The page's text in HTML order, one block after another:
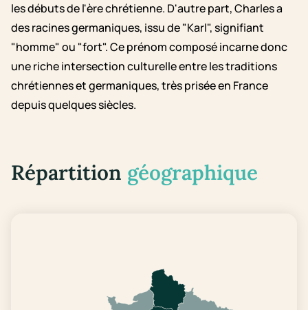
les débuts de l'ère chrétienne. D'autre part, Charles a
des racines germaniques, issu de "Karl", signifiant
"homme" ou "fort". Ce prénom composé incarne donc
une riche intersection culturelle entre les traditions
chrétiennes et germaniques, très prisée en France
depuis quelques siècles.
Répartition géographique